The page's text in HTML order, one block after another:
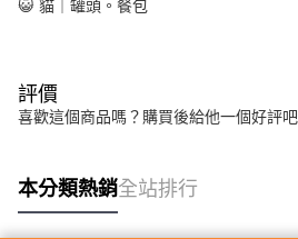
😺 貓｜罐頭。餐包
評價
喜歡這個商品嗎？購買後給他一個好評吧
本分類熱銷全站排行